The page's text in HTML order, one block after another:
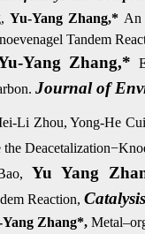
Yu-Yang Zhang,* An
Tandem
Yang Zhang,*
Journal of
Li Zhou, Yong-He
Yu Yang
Reaction,
Zhang*,